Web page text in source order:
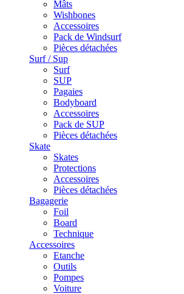
Mâts
Wishbones
Accessoires
Pack de Windsurf
Pièces détachées
Surf / Sup
Surf
SUP
Pagaies
Bodyboard
Accessoires
Pack de SUP
Pièces détachées
Skate
Skates
Protections
Accessoires
Pièces détachées
Bagagerie
Foil
Board
Technique
Accessoires
Etanche
Outils
Pompes
Voiture